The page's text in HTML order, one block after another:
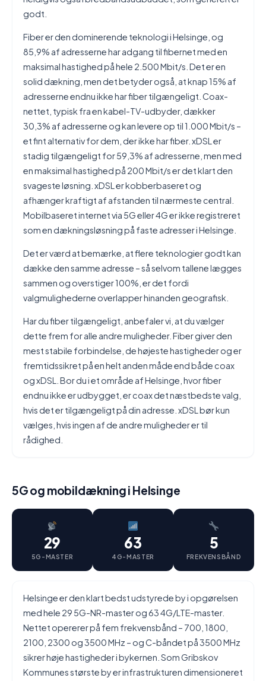
godt.
Fiber er den dominerende teknologi i Helsinge, og
85,9% af adresserne har adgang til fibernet med en
maksimal hastighed på hele 2.500 Mbit/s. Det er en
solid dækning, men det betyder også, at knap 15% af
adresserne endnu ikke har fiber tilgængeligt. Coax-
nettet, typisk fra en kabel-TV-udbyder, dækker
30,3% af adresserne og kan levere op til 1.000 Mbit/s –
et fint alternativ for dem, der ikke har fiber. xDSL er
stadig tilgængeligt for 59,3% af adresserne, men med
en maksimal hastighed på 200 Mbit/s er det klart den
svageste løsning. xDSL er kobberbaseret og
afhænger kraftigt af afstanden til nærmeste central.
Mobilbaseret internet via 5G eller 4G er ikke registreret
som en dækningsløsning på faste adresser i Helsinge.
Det er værd at bemærke, at flere teknologier godt kan
dække den samme adresse – så selvom tallene lægges
sammen og overstiger 100%, er det fordi
valgmulighederne overlapper hinanden geografisk.
Har du fiber tilgængeligt, anbefaler vi, at du vælger
dette frem for alle andre muligheder. Fiber giver den
mest stabile forbindelse, de højeste hastigheder og er
fremtidssikret på en helt anden måde end både coax
og xDSL. Bor du i et område af Helsinge, hvor fiber
endnu ikke er udbygget, er coax det næstbedste valg,
hvis det er tilgængeligt på din adresse. xDSL bør kun
vælges, hvis ingen af de andre muligheder er til
rådighed.
5G og mobildækning i Helsinge
29
5G-MASTER
63
4G-MASTER
5
FREKVENSBÅND
Helsinge er den klart bedst udstyrede by i opgørelsen
med hele 29 5G-NR-master og 63 4G/LTE-master.
Nettet opererer på fem frekvensbånd – 700, 1800,
2100, 2300 og 3500 MHz – og C-båndet på 3500 MHz
sikrer høje hastigheder i bykernen. Som Gribskov
Kommunes største by er infrastrukturen dimensioneret